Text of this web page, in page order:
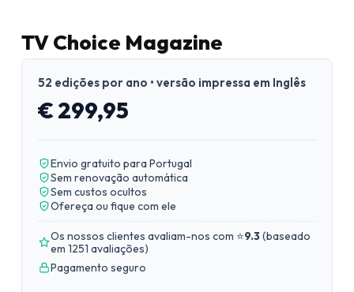
TV Choice Magazine
52 edições por ano • versão impressa em Inglês
€ 299,95
Envio gratuito para Portugal
Sem renovação automática
Sem custos ocultos
Ofereça ou fique com ele
Os nossos clientes avaliam-nos com ⭐9.3(baseado
em 1251 avaliações)
Pagamento seguro